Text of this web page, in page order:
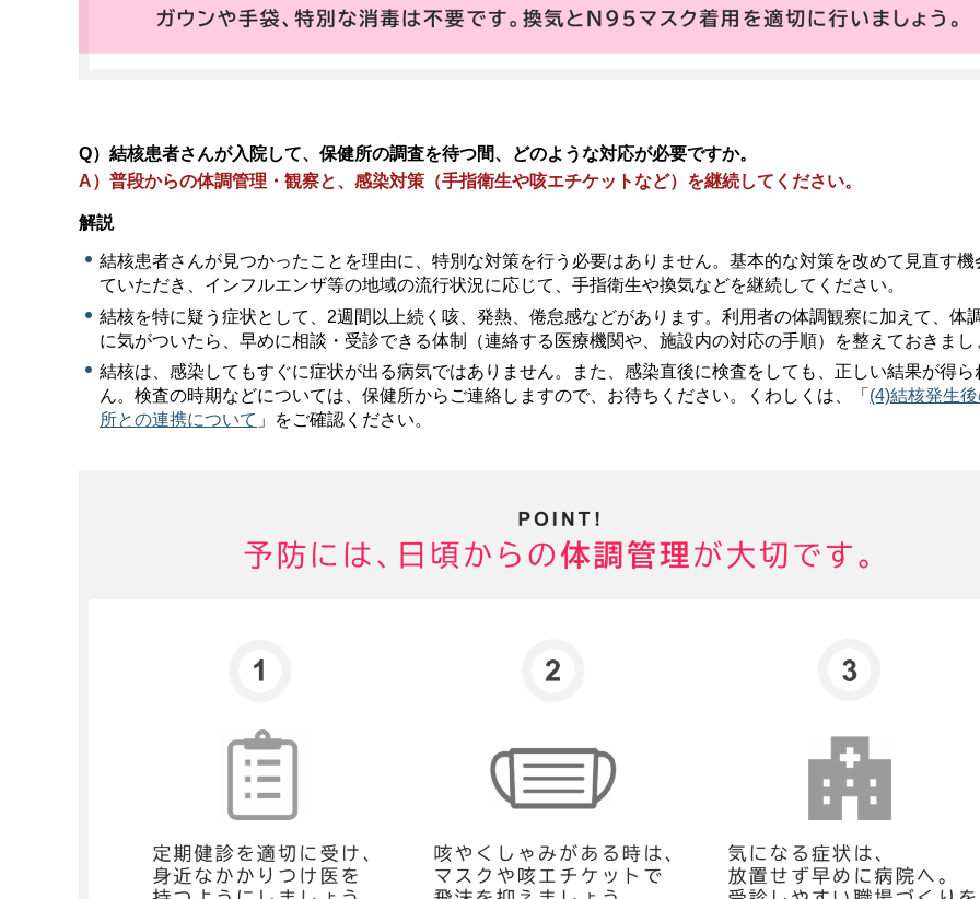
Q）結核患者さんが入院して、保健所の調査を待つ間、どのような対応が必要ですか。
A）普段からの体調管理・観察と、感染対策（手指衛生や咳エチケットなど）を継続してください。
解説
結核患者さんが見つかったことを理由に、特別な対策を行う必要はありません。基本的な対策を改めて見直す機
ていただき、インフルエンザ等の地域の流行状況に応じて、手指衛生や換気などを継続してください。
結核を特に疑う症状として、2週間以上続く咳、発熱、倦怠感などがあります。利用者の体調観察に加えて、体
に気がついたら、早めに相談・受診できる体制（連絡する医療機関や、施設内の対応の手順）を整えておきまし
結核は、感染してもすぐに症状が出る病気ではありません。また、感染直後に検査をしても、正しい結果が得ら
ん。検査の時期などについては、保健所からご連絡しますので、お待ちください。くわしくは、「 (4)結核発生
所との連携について 」をご確認ください。